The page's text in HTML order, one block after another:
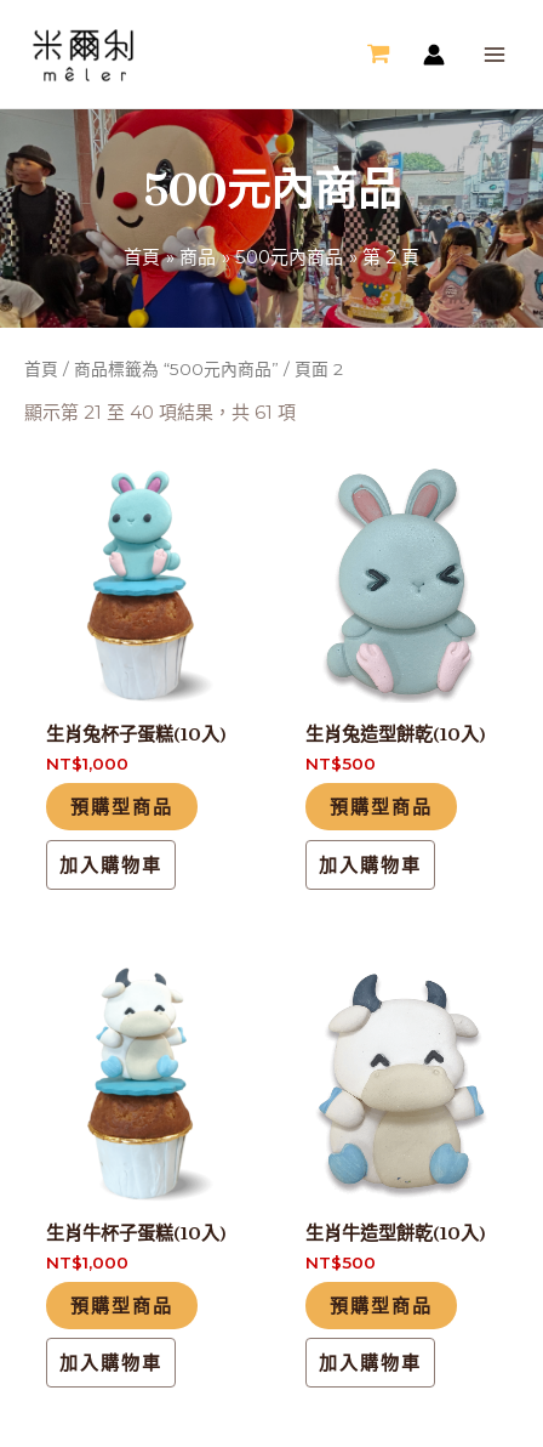
要
內
容
500元內商品
首頁 商品 500元內商品 第 2 頁
首頁 / 商品標籤為 “500元內商品” / 頁面 2
顯示第 21 至 40 項結果，共 61 項
生肖兔杯子蛋糕(10入)
NT$1,000
預購型商品
加入購物車
生肖兔造型餅乾(10入)
NT$500
預購型商品
加入購物車
生肖牛杯子蛋糕(10入)
NT$1,000
預購型商品
加入購物車
生肖牛造型餅乾(10入)
NT$500
預購型商品
加入購物車